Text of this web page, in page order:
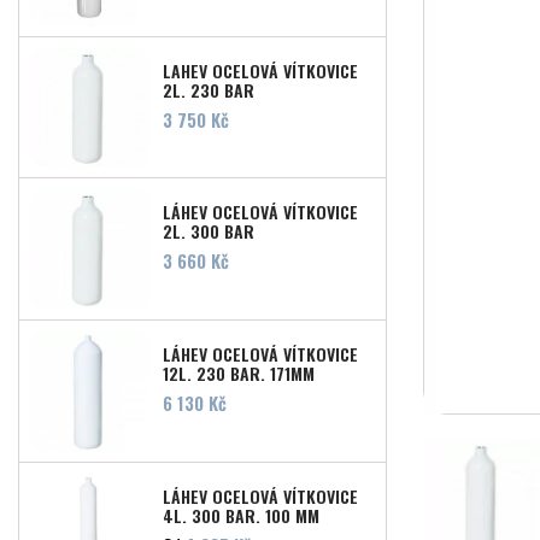
LAHEV OCELOVÁ VÍTKOVICE
2L, 230 BAR
Cena
3 750 Kč
LÁHEV OCELOVÁ VÍTKOVICE
2L, 300 BAR
Cena
3 660 Kč
LÁHEV OCELOVÁ VÍTKOVICE
12L, 230 BAR, 171MM
Cena
6 130 Kč
LÁHEV OCELOVÁ VÍTKOVICE
4L, 300 BAR, 100 MM